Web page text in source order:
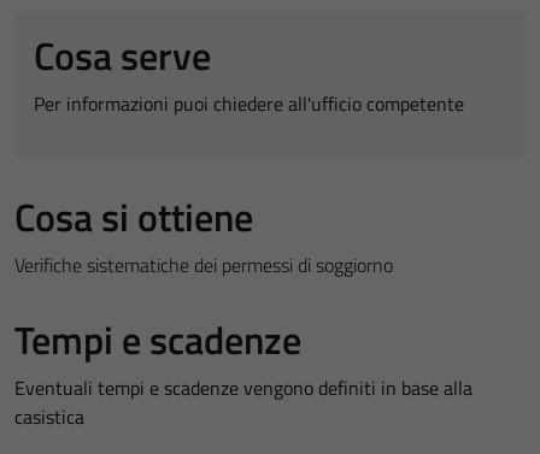
Cosa serve
Per informazioni puoi chiedere all'ufficio competente
Cosa si ottiene
Verifiche sistematiche dei permessi di soggiorno
Tempi e scadenze
Eventuali tempi e scadenze vengono definiti in base alla
casistica